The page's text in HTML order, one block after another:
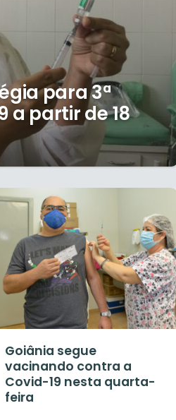
para 3ª
a partir de 18
Goiânia segue
vacinando contra a
Covid-19 nesta quarta-
feira